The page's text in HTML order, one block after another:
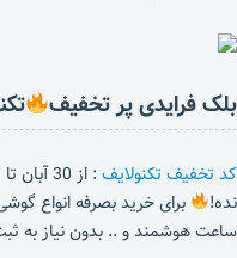
بلک فرایدی پر تخفیف
کد تخفیف تکنولایف
نده!
برای خرید بصرفه انواع
ساعت هوشمند و .. بدون نیاز به